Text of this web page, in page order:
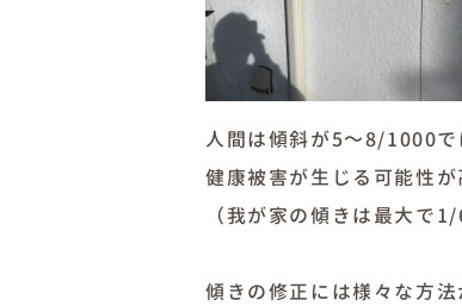
人間は傾斜が5～8/1000
健康被害が生じる可能性
（我が家の傾きは最大で
傾きの修正には様々な方